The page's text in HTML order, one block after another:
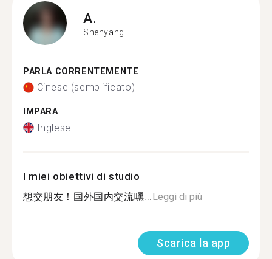
A.
Shenyang
PARLA CORRENTEMENTE
Cinese (semplificato)
IMPARA
Inglese
I miei obiettivi di studio
想交朋友！国外国内交流嘿... Leggi di più
Scarica la app